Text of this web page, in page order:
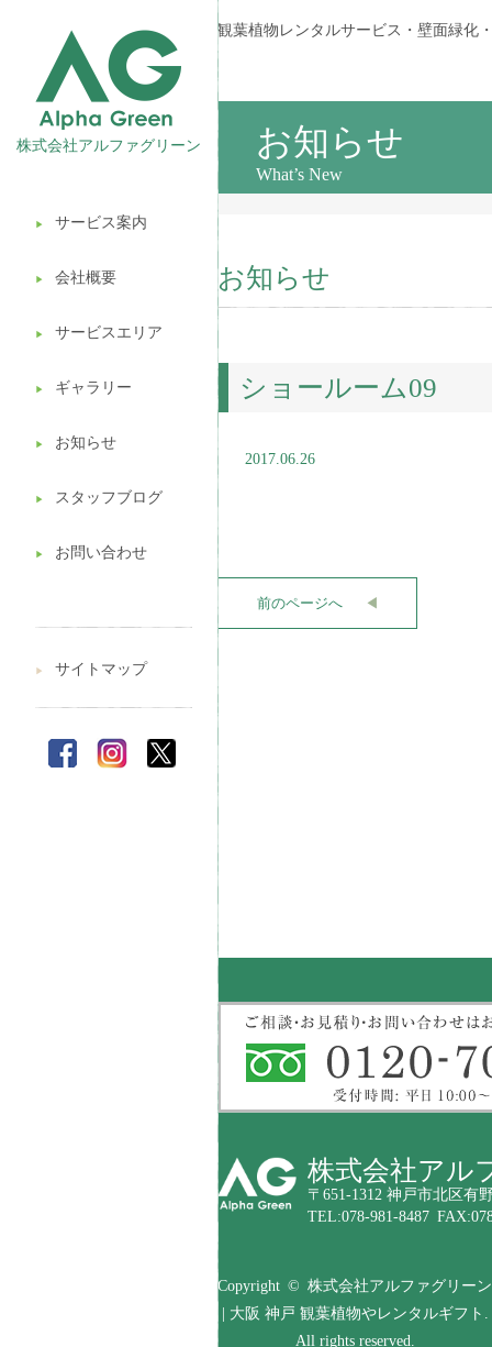
株式会社アルファグリーン
▶︎ サービス案内
▶︎ 会社概要
▶︎ サービスエリア
▶︎ ギャラリー
▶︎ お知らせ
▶︎ スタッフブログ
▶︎ お問い合わせ
観葉植物レンタル
壁面緑化
ギフト販売
造園ガーデニング
植木処分
▶︎ サイトマップ
観葉植物レンタルサービス・壁面緑化
お知らせ
What’s New
お知らせ
ショールーム09
2017.06.26
前のページへ ◀︎
株式会社アル
〒651-1312 神戸市北区有
TEL:078-981-8487
Copyright © 株式会社アルファグリーン
| 大阪 神戸 観葉植物やレンタルギフト.
All rights reserved.